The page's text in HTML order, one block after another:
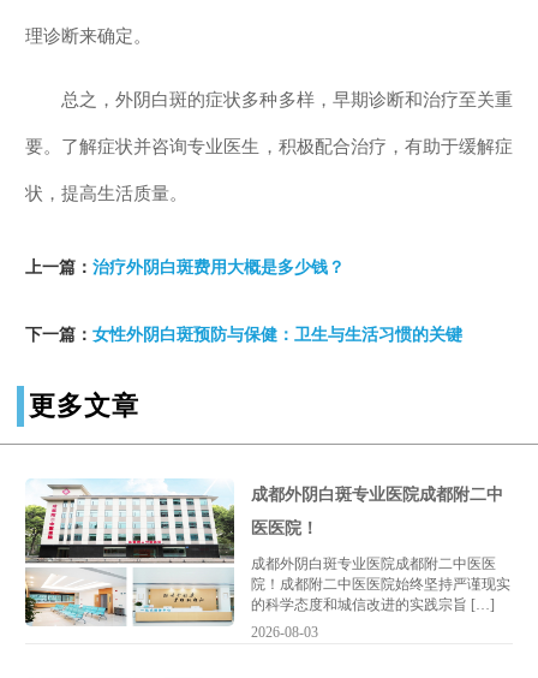
理诊断来确定。
总之，外阴白斑的症状多种多样，早期诊断和治疗至关重
要。了解症状并咨询专业医生，积极配合治疗，有助于缓解症
状，提高生活质量。
上一篇： 治疗外阴白斑费用大概是多少钱？
下一篇： 女性外阴白斑预防与保健：卫生与生活习惯的关键
更多文章
成都外阴白斑专业医院成都附二中
医医院！
成都外阴白斑专业医院成都附二中医医
院！成都附二中医医院始终坚持严谨现实
的科学态度和城信改进的实践宗旨 […]
2026-08-03